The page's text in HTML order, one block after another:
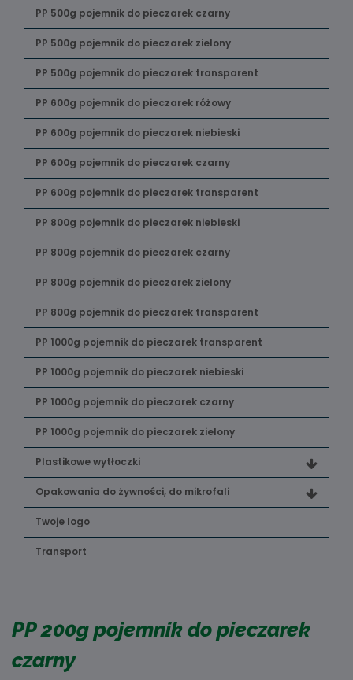
PP 500g pojemnik do pieczarek czarny
PP 500g pojemnik do pieczarek zielony
PP 500g pojemnik do pieczarek transparent
PP 600g pojemnik do pieczarek różowy
PP 600g pojemnik do pieczarek niebieski
PP 600g pojemnik do pieczarek czarny
PP 600g pojemnik do pieczarek transparent
PP 800g pojemnik do pieczarek niebieski
PP 800g pojemnik do pieczarek czarny
PP 800g pojemnik do pieczarek zielony
PP 800g pojemnik do pieczarek transparent
PP 1000g pojemnik do pieczarek transparent
PP 1000g pojemnik do pieczarek niebieski
PP 1000g pojemnik do pieczarek czarny
PP 1000g pojemnik do pieczarek zielony
Plastikowe wytłoczki
Opakowania do żywności, do mikrofali
Twoje logo
Transport
PP 200g pojemnik do pieczarek
czarny